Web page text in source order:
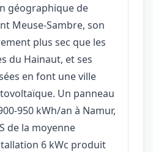
géographique de
Meuse-Sambre, son
plus sec que les
du Hainaut, et ses
en font une ville
Un panneau
950 kWh/an à Namur,
de la moyenne
6 kWc produit